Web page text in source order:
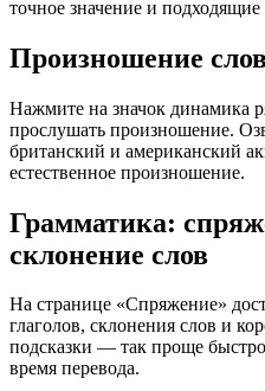
точное значение и
Произношение
Нажмите на значок динамика
прослушать произношение.
британский и американский
естественное произношение.
Грамматика:
склонение слов
На странице «Спряжение»
глаголов, склонения слов и
подсказки — так проще
время перевода.